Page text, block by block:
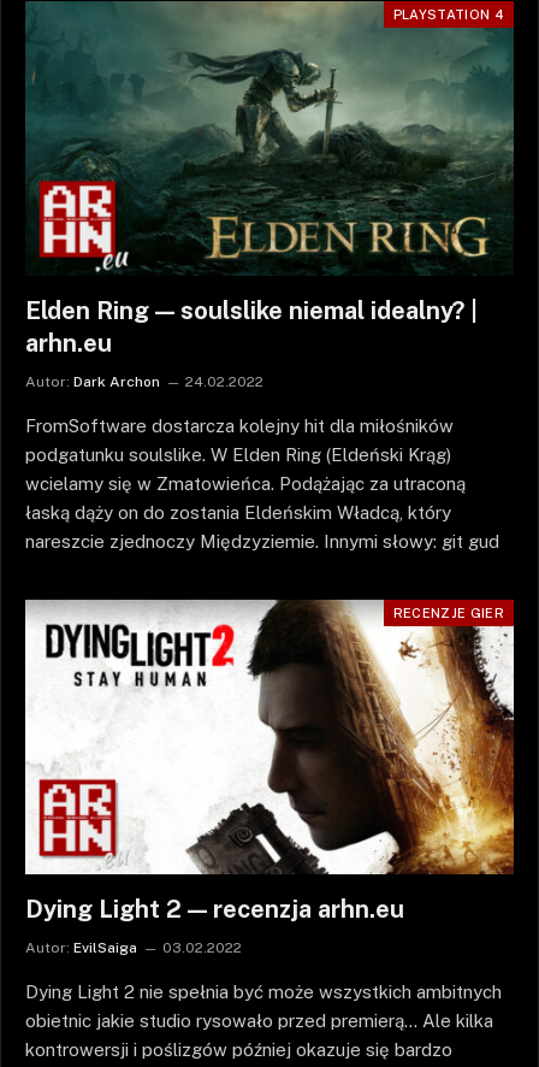
PLAYSTATION 4
Elden Ring — soulslike niemal idealny? |
arhn.eu
Autor: Dark Archon 24.02.2022
FromSoftware dostarcza kolejny hit dla miłośników
podgatunku soulslike. W Elden Ring (Eldeński Krąg)
wcielamy się w Zmatowieńca. Podążając za utraconą
łaską dąży on do zostania Eldeńskim Władcą, który
nareszcie zjednoczy Międzyziemie. Innymi słowy: git gud
RECENZJE GIER
Dying Light 2 — recenzja arhn.eu
Autor: EvilSaiga 03.02.2022
Dying Light 2 nie spełnia być może wszystkich ambitnych
obietnic jakie studio rysowało przed premierą… Ale kilka
kontrowersji i poślizgów później okazuje się bardzo